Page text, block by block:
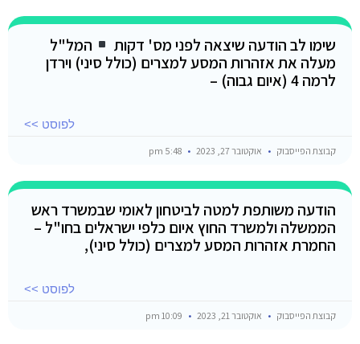
שימו לב הודעה שיצאה לפני מס' דקות
המל"ל
מעלה את אזהרות המסע למצרים (כולל סיני) וירדן
לרמה 4 (איום גבוה) –
לפוסט >>
קבוצת הפייסבוק אוקטובר 27, 2023
הודעה משותפת למטה לביטחון לאומי שבמשרד ראש
הממשלה ולמשרד החוץ איום כלפי ישראלים בחו"ל –
החמרת אזהרות המסע למצרים (כולל סיני),
לפוסט >>
קבוצת הפייסבוק אוקטובר 21, 2023